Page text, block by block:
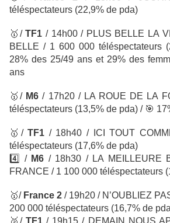
téléspectateurs (22,9% de pda)
🥇 /TF1 / 14h00 / PLUS BELLE LA
BELLE / 1 600 000 téléspectateurs
28% des 25/49 ans et 29% des
ans
🥇/ M6 / 17h20 / LA ROUE DE LA
téléspectateurs (13,5% de pda) / 🎯
🥇 /TF1 / 18h40 / ICI TOUT
téléspectateurs (17,6% de pda)
4️⃣ / M6 / 18h30 / LA MEILLEURE
FRANCE / 1 100 000 téléspectateurs
🥇/ France 2 / 19h20 / N’OUBLIEZ
200 000 téléspectateurs (16,7% de